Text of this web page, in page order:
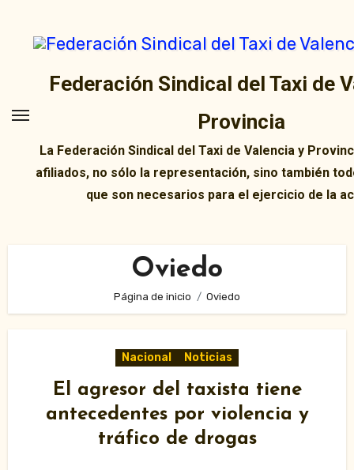
contenido
Federación Sindical del Taxi de
Provincia
La Federación Sindical del Taxi de Valencia y
afiliados, no sólo la representación, sino también
que son necesarios para el ejercicio de la
Oviedo
Página de inicio Oviedo
Nacional Noticias
El agresor del taxista tiene
antecedentes por violencia y
tráfico de drogas